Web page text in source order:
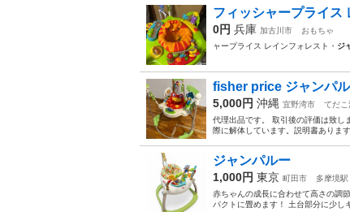
フィッシャープライス
0円 兵庫 加古川市
おもちゃ
ャープライス レインフォレスト・ ジ
fisher price ジャンパ
5,000円 沖縄 宜野湾市 てだこ
代理出品です。 取引後の評価は致し
際に解体しています。説明書ありま
ジャンパルー
1,000円 東京 町田市 多摩境駅
赤ちゃんの成長に合わせて高さの調
パクトに畳めます！ 土台部分に少し